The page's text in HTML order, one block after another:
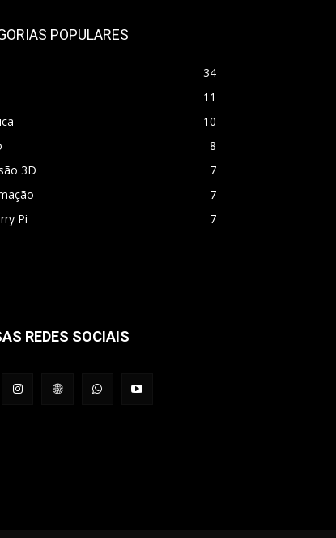
POPULARES
34
11
10
8
3D
7
7
Pi
7
REDES SOCIAIS